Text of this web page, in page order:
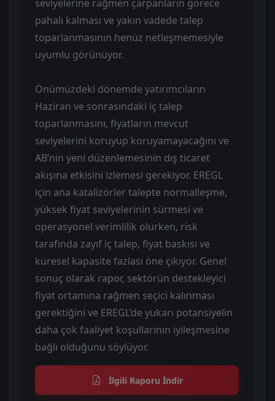
seviyelerine rağmen çarpanların görece
pahalı kalması ve yakın vadede talep
toparlanmasının henüz netleşmemesiyle
uyumlu görünüyor.
Önümüzdeki dönemde yatırımcıların
Haziran ve sonrasındaki iç talep
toparlanmasını, fiyatların mevcut
seviyelerini koruyup koruyamayacağını ve
AB’nin yeni düzenlemesinin dış ticaret
akışına etkisini izlemesi gerekiyor. EREGL
için ana katalizörler talepte normalleşme,
yüksek fiyat seviyelerinin sürmesi ve
operasyonel verimlilik olurken, risk
tarafında zayıf iç talep, fiyat baskısı ve
küresel kapasite fazlası öne çıkıyor. Genel
sonuç olarak rapor, sektörün destekleyici
fiyat ortamına rağmen seçici kalınması
gerektiğini ve EREGL’de yukarı potansiyelin
daha çok faaliyet koşullarının iyileşmesine
bağlı olduğunu söylüyor.
İlgili Raporu İndir